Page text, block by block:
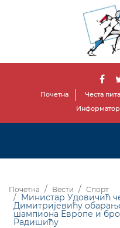
Почетна Честа
Почетна Вести Спорт
Министар Удовичић
Димитријевићу
шампиона Европе и
Радишићу